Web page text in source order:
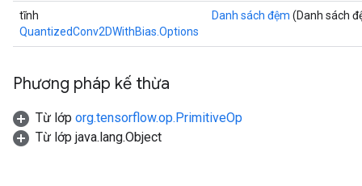
tĩnh
QuantizedConv2DWithBias.Options
Danh sách đệm (Danh sách
Phương pháp kế thừa
Từ lớp org.tensorflow.op.PrimitiveOp
Từ lớp java.lang.Object